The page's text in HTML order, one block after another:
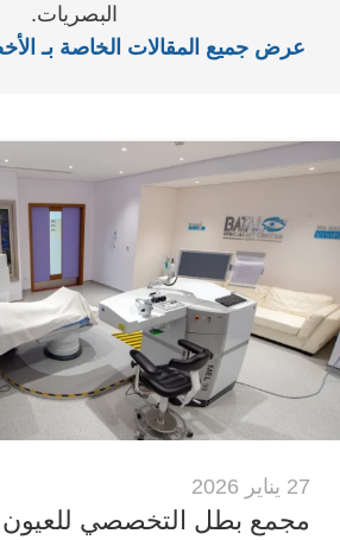
البصريات.
عرض جميع المقالات الخاصة بـ
27 يناير 2026
مجمع بطل التخصصي للعيون